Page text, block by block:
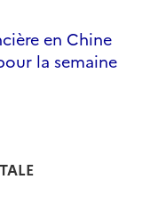
en Chine
la semaine